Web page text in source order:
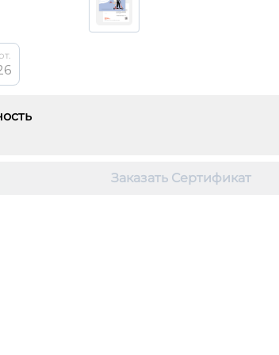
Заказать Сертификат